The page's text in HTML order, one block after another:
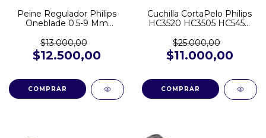
Peine Regulador Philips
Oneblade 0.5-9 Mm
$13.000,00
$12.500,00
Cuchilla CortaPelo Philips
HC3520 HC3505 HC5450
$25.000,00
$11.000,00